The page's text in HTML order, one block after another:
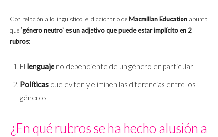
Con relación a lo lingüístico, el diccionario de Macmillan Education apunta
que‘género neutro’ es un adjetivo que puede estar implícito en 2
rubros:
El lenguaje no dependiente de un género en particular
Políticas que eviten y eliminen las diferencias entre los
géneros
¿En qué rubros se ha hecho alusión a